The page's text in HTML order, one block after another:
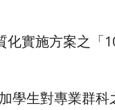
實施方案之「
學生對專業群科